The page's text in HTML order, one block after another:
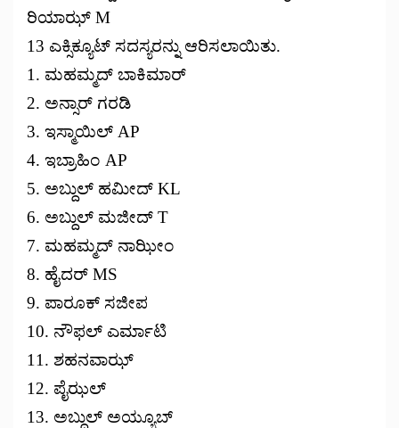
ರಿಯಾಝ್ M
13 ಎಕ್ಸಿಕ್ಯೂಟ್ ಸದಸ್ಯರನ್ನು ಆರಿಸಲಾಯಿತು.
1. ಮಹಮ್ಮದ್ ಬಾಕಿಮಾರ್
2. ಅನ್ಸಾರ್ ಗರಡಿ
3. ಇಸ್ಮಾಯಿಲ್ AP
4. ಇಬ್ರಾಹಿಂ AP
5. ಅಬ್ದುಲ್ ಹಮೀದ್ KL
6. ಅಬ್ದುಲ್ ಮಜೀದ್ T
7. ಮಹಮ್ಮದ್ ನಾಝೀಂ
8. ಹೈದರ್ MS
9. ಪಾರೂಕ್ ಸಜೀಪ
10. ನೌಫಲ್ ಎರ್ಮಾಟಿ
11. ಶಹನವಾಝ್
12. ಪೈಝಲ್
13. ಅಬ್ದುಲ್ ಅಯ್ಯೂಬ್